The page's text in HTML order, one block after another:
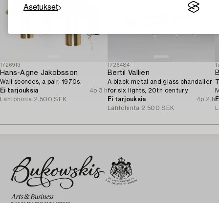
Asetukset
1726913
Hans-Agne Jakobsson
Wall sconces, a pair, 1970s.
Ei tarjouksia
4p 3 h
Lähtöhinta 2 500 SEK
1726484
Bertil Vallien
A black metal and glass chandalier
for six lights, 20th century.
Ei tarjouksia
4p 2 h
Lähtöhinta 2 500 SEK